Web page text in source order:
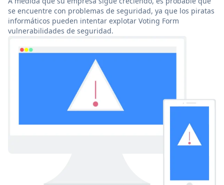
se encuentre con problemas de seguridad, ya que los piratas
informáticos pueden intentar explotar Voting Form
vulnerabilidades de seguridad.